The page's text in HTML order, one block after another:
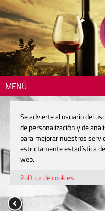
MENÚ
Se advierte al usuario del
de personalización y de
para mejorar nuestros
estrictamente estadística
web.
Política de cookies